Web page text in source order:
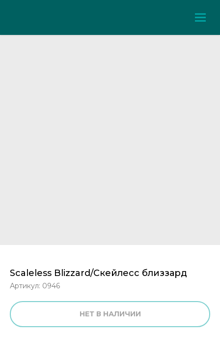
Scaleless Blizzard/Скейлесс близзард
Артикул: 0946
НЕТ В НАЛИЧИИ